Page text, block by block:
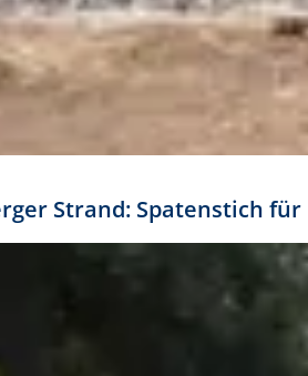
Strand: Spatenstich